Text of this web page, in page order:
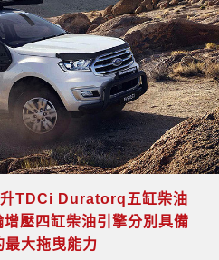
TDCi Duratorq五缸柴油
壓四缸柴油引擎分別具備
大拖曳能力